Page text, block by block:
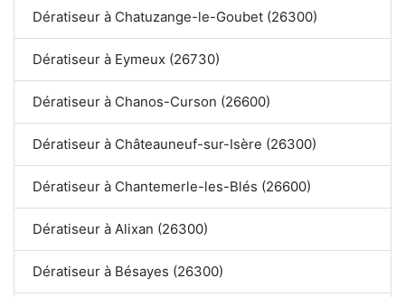
Dératiseur à Chatuzange-le-Goubet (26300)
Dératiseur à Eymeux (26730)
Dératiseur à Chanos-Curson (26600)
Dératiseur à Châteauneuf-sur-Isère (26300)
Dératiseur à Chantemerle-les-Blés (26600)
Dératiseur à Alixan (26300)
Dératiseur à Bésayes (26300)